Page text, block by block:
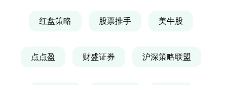
红盘策略 股票推手 美牛股
点点盈 财盛证券 沪深策略联盟